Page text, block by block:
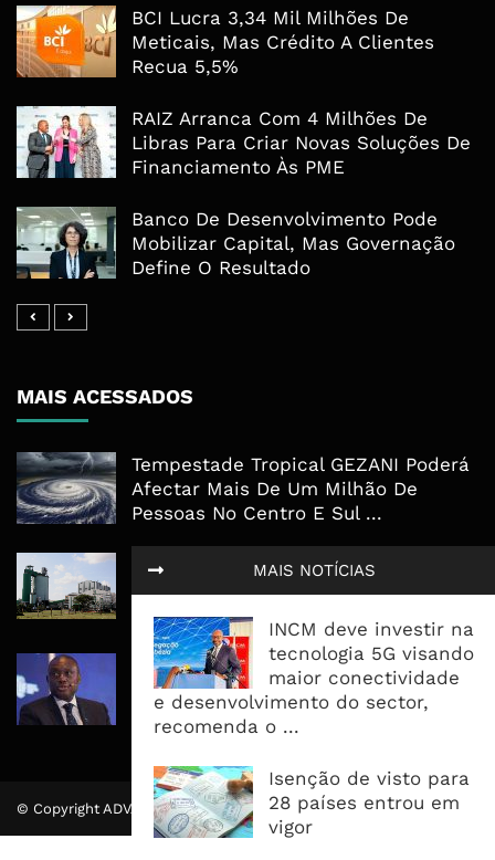
MAIS NOTÍCIAS
INCM deve investir na
tecnologia 5G visando
maior conectividade
e desenvolvimento do sector,
recomenda o ...
Isenção de visto para
28 países entrou em
vigor
BCI Lucra 3,34 Mil Milhões De
Meticais, Mas Crédito A Clientes
Recua 5,5%
RAIZ Arranca Com 4 Milhões De
Libras Para Criar Novas Soluções De
Financiamento Às PME
Banco De Desenvolvimento Pode
Mobilizar Capital, Mas Governação
Define O Resultado
MAIS ACESSADOS
Tempestade Tropical GEZANI Poderá
Afectar Mais De Um Milhão De
Pessoas No Centro E Sul ...
Governo admite nova operadora
para a Mozal após suspensão das
operações
CEO do Standard Bank pede ao
Governo que “saia do caminho” e
facilite os negócios
© Copyright ADVALUE. Todos Direitos Reservados.